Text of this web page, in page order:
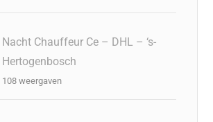
Nacht Chauffeur Ce – DHL – ‘s-
Hertogenbosch
108 weergaven